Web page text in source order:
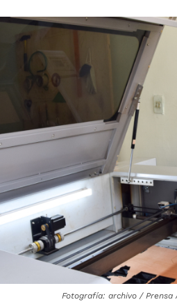
Fotografía: archivo / Prensa